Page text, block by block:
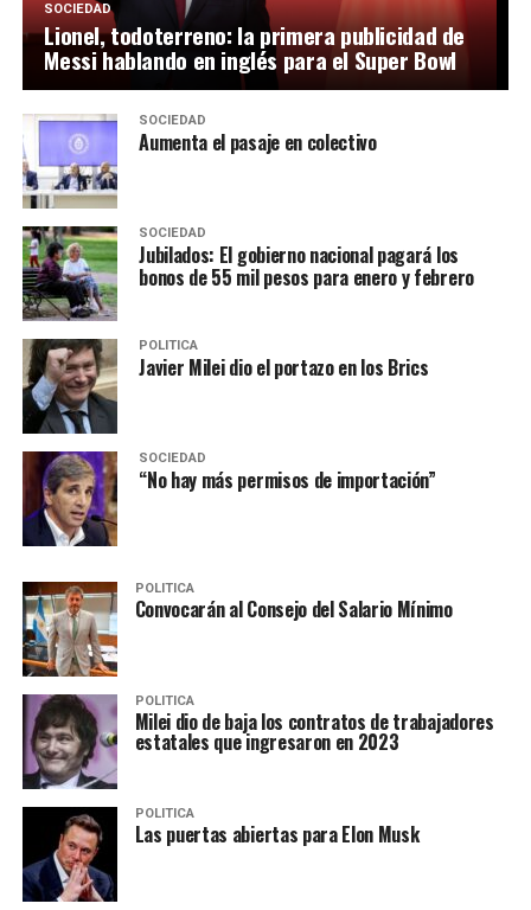
SOCIEDAD
Lionel, todoterreno: la primera publicidad de
Messi hablando en inglés para el Super Bowl
SOCIEDAD
Aumenta el pasaje en colectivo
SOCIEDAD
Jubilados: El gobierno nacional pagará los
bonos de 55 mil pesos para enero y febrero
POLITICA
Javier Milei dio el portazo en los Brics
SOCIEDAD
“No hay más permisos de importación”
POLITICA
Convocarán al Consejo del Salario Mínimo
POLITICA
Milei dio de baja los contratos de trabajadores
estatales que ingresaron en 2023
POLITICA
Las puertas abiertas para Elon Musk